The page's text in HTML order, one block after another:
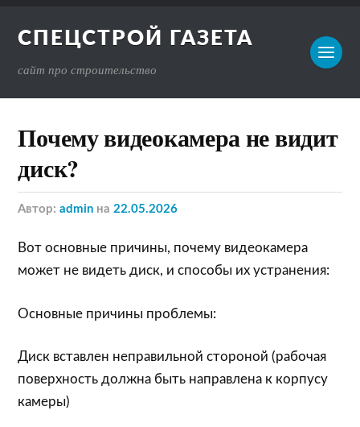
СПЕЦСТРОЙ ГАЗЕТА
сайт про строительство
Почему видеокамера не видит
диск?
Автор:admin на22.05.2026
Вот основные причины, почему видеокамера
может не видеть диск, и способы их устранения:
Основные причины проблемы:
Диск вставлен неправильной стороной (рабочая
поверхность должна быть направлена к корпусу
камеры)